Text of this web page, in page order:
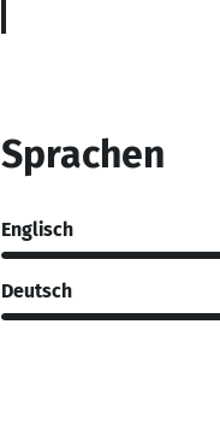
Sprachen
Englisch
Deutsch